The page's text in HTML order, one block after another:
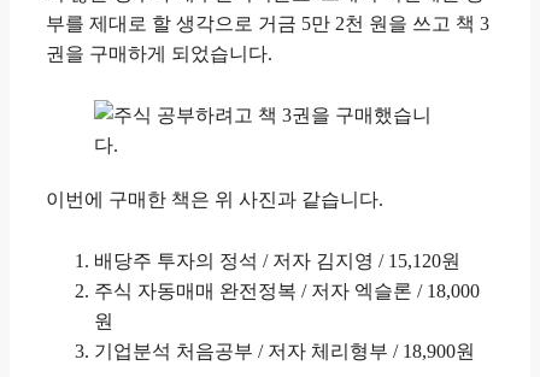
부를 제대로 할 생각으로 거금 5만 2천 원을 쓰고 책 3
권을 구매하게 되었습니다.
이번에 구매한 책은 위 사진과 같습니다.
배당주 투자의 정석 / 저자 김지영 / 15,120원
주식 자동매매 완전정복 / 저자 엑슬론 / 18,000
원
기업분석 처음공부 / 저자 체리형부 / 18,900원